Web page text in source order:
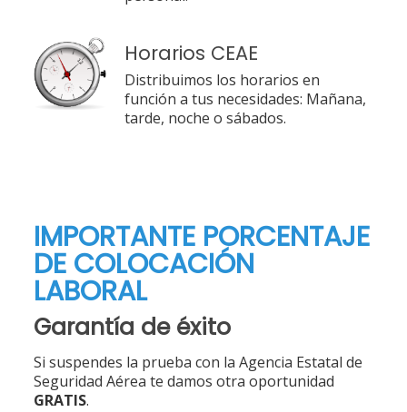
Horarios CEAE
Distribuimos los horarios en
función a tus necesidades: Mañana,
tarde, noche o sábados.
IMPORTANTE PORCENTAJE
DE COLOCACIÓN
LABORAL
Garantía de éxito
Si suspendes la prueba con la Agencia Estatal de
Seguridad Aérea te damos otra oportunidad
GRATIS.